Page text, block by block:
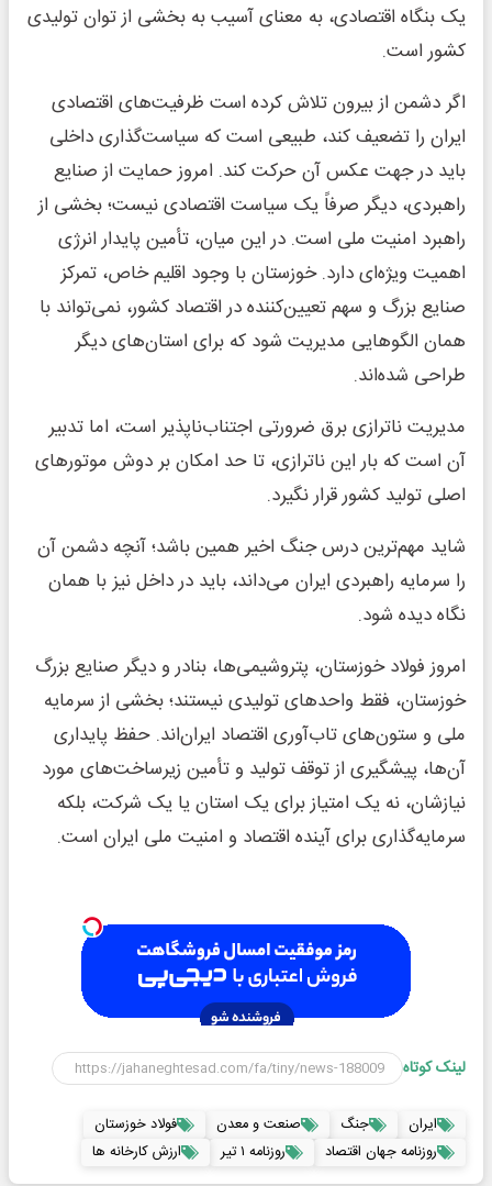
یک بنگاه اقتصادی، به معنای آسیب به بخشی از توان تولیدی
کشور است.
اگر دشمن از بیرون تلاش کرده است ظرفیت‌های اقتصادی
ایران را تضعیف کند، طبیعی است که سیاست‌گذاری داخلی
باید در جهت عکس آن حرکت کند. امروز حمایت از صنایع
راهبردی، دیگر صرفاً یک سیاست اقتصادی نیست؛ بخشی از
راهبرد امنیت ملی است. در این میان، تأمین پایدار انرژی
اهمیت ویژه‌ای دارد. خوزستان با وجود اقلیم خاص، تمرکز
صنایع بزرگ و سهم تعیین‌کننده در اقتصاد کشور، نمی‌تواند با
همان الگوهایی مدیریت شود که برای استان‌های دیگر
طراحی شده‌اند.
مدیریت ناترازی برق ضرورتی اجتناب‌ناپذیر است، اما تدبیر
آن است که بار این ناترازی، تا حد امکان بر دوش موتورهای
اصلی تولید کشور قرار نگیرد.
شاید مهم‌ترین درس جنگ اخیر همین باشد؛ آنچه دشمن آن
را سرمایه راهبردی ایران می‌داند، باید در داخل نیز با همان
نگاه دیده شود.
امروز فولاد خوزستان، پتروشیمی‌ها، بنادر و دیگر صنایع بزرگ
خوزستان، فقط واحدهای تولیدی نیستند؛ بخشی از سرمایه
ملی و ستون‌های تاب‌آوری اقتصاد ایران‌اند. حفظ پایداری
آن‌ها، پیشگیری از توقف تولید و تأمین زیرساخت‌های مورد
نیازشان، نه یک امتیاز برای یک استان یا یک شرکت، بلکه
سرمایه‌گذاری برای آینده اقتصاد و امنیت ملی ایران است.
لینک کوتاه
ایران جنگ صنعت و معدن
فولاد خوزستان
روزنامه جهان اقتصاد
روزنامه ۱ تیر ارزش کارخانه ها